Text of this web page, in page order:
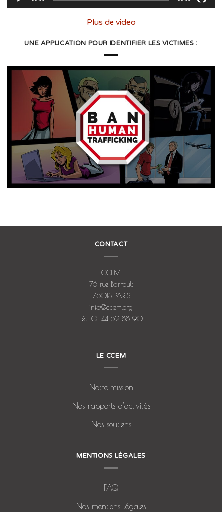
Plus de video
UNE APPLICATION POUR IDENTIFIER LES VICTIMES :
CONTACT
CCEM
76 rue Barrault
75013 PARIS
info@ccem.org
Tél: 01 44 52 88 90
LE CCEM
Notre mission
Nos rapports d’activités
Nos soutiens
MENTIONS LÉGALES
FAQ
Nos mentions légales